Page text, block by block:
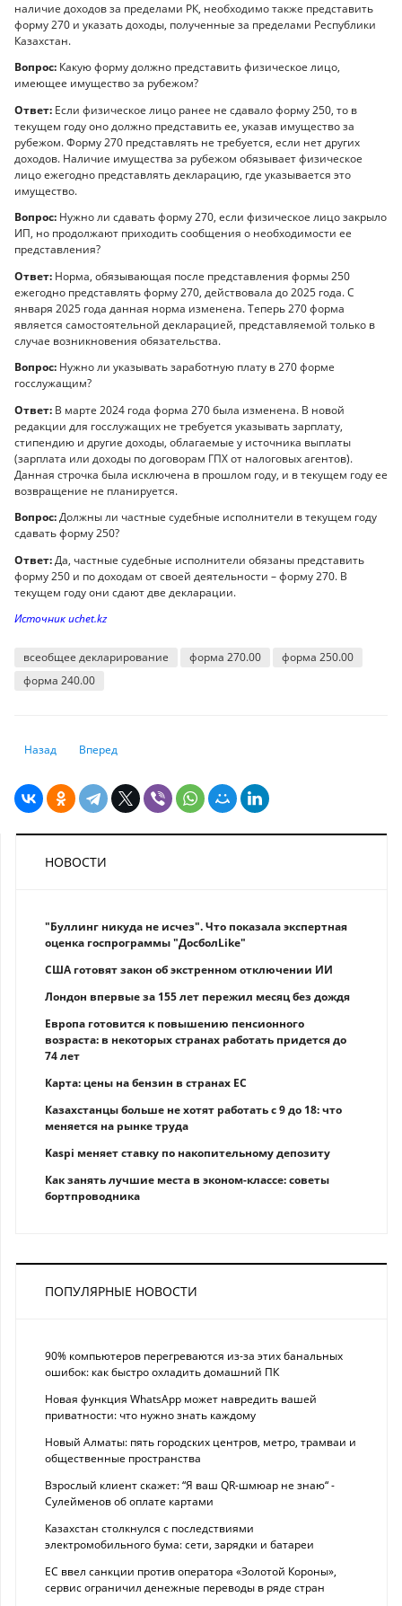
наличие доходов за пределами РК, необходимо также представить
форму 270 и указать доходы, полученные за пределами Республики
Казахстан.
Вопрос: Какую форму должно представить физическое лицо,
имеющее имущество за рубежом?
Ответ: Если физическое лицо ранее не сдавало форму 250, то в
текущем году оно должно представить ее, указав имущество за
рубежом. Форму 270 представлять не требуется, если нет других
доходов. Наличие имущества за рубежом обязывает физическое
лицо ежегодно представлять декларацию, где указывается это
имущество.
Вопрос: Нужно ли сдавать форму 270, если физическое лицо закрыло
ИП, но продолжают приходить сообщения о необходимости ее
представления?
Ответ: Норма, обязывающая после представления формы 250
ежегодно представлять форму 270, действовала до 2025 года. С
января 2025 года данная норма изменена. Теперь 270 форма
является самостоятельной декларацией, представляемой только в
случае возникновения обязательства.
Вопрос: Нужно ли указывать заработную плату в 270 форме
госслужащим?
Ответ: В марте 2024 года форма 270 была изменена. В новой
редакции для госслужащих не требуется указывать зарплату,
стипендию и другие доходы, облагаемые у источника выплаты
(зарплата или доходы по договорам ГПХ от налоговых агентов).
Данная строчка была исключена в прошлом году, и в текущем году ее
возвращение не планируется.
Вопрос:Должны ли частные судебные исполнители в текущем году
сдавать форму 250?
Ответ:Да, частные судебные исполнители обязаны представить
форму 250 и по доходам от своей деятельности – форму 270. В
текущем году они сдают две декларации.
Источник uchet.kz
всеобщее декларирование форма 270.00
форма 250.00
форма 240.00
Предыдущий: Критерий проверки мобильных переводов будет
Назад Следующий: Как лица, занимающиеся частной практикой,
Вперед
НОВОСТИ
"Буллинг никуда не исчез". Что показала экспертная
оценка госпрограммы "ДосболLike"
США готовят закон об экстренном отключении ИИ
Лондон впервые за 155 лет пережил месяц без дождя
Европа готовится к повышению пенсионного
возраста: в некоторых странах работать придется до
74 лет
Карта: цены на бензин в странах ЕС
Казахстанцы больше не хотят работать с 9 до 18: что
меняется на рынке труда
Kaspi меняет ставку по накопительному депозиту
Как занять лучшие места в эконом-классе: советы
бортпроводника
ПОПУЛЯРНЫЕ НОВОСТИ
90% компьютеров перегреваются из-за этих банальных
ошибок: как быстро охладить домашний ПК
Новая функция WhatsApp может навредить вашей
приватности: что нужно знать каждому
Новый Алматы: пять городских центров, метро, трамваи и
общественные пространства
Взрослый клиент скажет: “Я ваш QR-шмюар не знаю“ -
Сулейменов об оплате картами
Казахстан столкнулся с последствиями
электромобильного бума: сети, зарядки и батареи
ЕС ввел санкции против оператора «Золотой Короны»,
сервис ограничил денежные переводы в ряде стран